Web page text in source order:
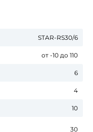
STAR-RS30/6
от -10 до 110
6
4
10
30